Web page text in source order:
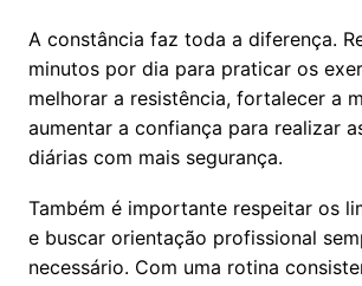
A constância faz toda a diferença.
minutos por dia para praticar os
melhorar a resistência, fortalecer a
aumentar a confiança para realizar
diárias com mais segurança.
Também é importante respeitar os
e buscar orientação profissional
necessário. Com uma rotina